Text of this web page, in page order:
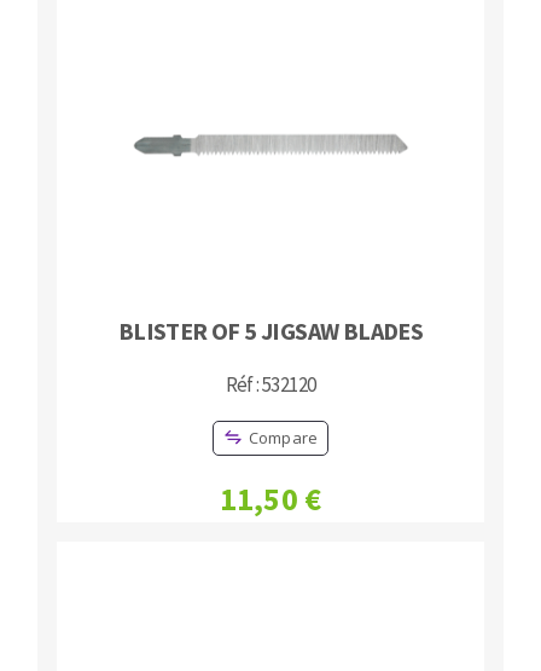
BLISTER OF 5 JIGSAW BLADES
Réf : 532120
Compare
11,50 €